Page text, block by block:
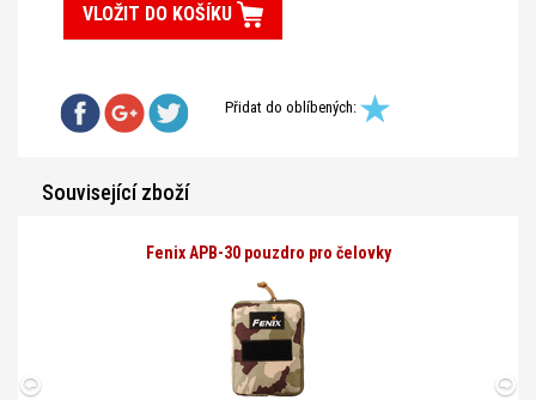
VLOŽIT DO KOŠÍKU
Přidat do oblíbených:
Související zboží
Fenix APB-30 pouzdro pro čelovky